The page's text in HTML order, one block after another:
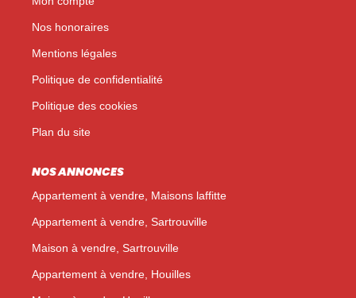
Nos honoraires
Mentions légales
Politique de confidentialité
Politique des cookies
Plan du site
NOS ANNONCES
Appartement à vendre, Maisons laffitte
Appartement à vendre, Sartrouville
Maison à vendre, Sartrouville
Appartement à vendre, Houilles